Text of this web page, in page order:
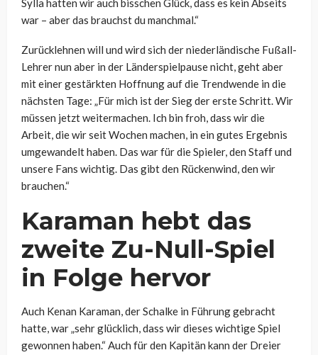
Sylla hatten wir auch bisschen Glück, dass es kein Abseits
war – aber das brauchst du manchmal.“
Zurücklehnen will und wird sich der niederländische Fußall-
Lehrer nun aber in der Länderspielpause nicht, geht aber
mit einer gestärkten Hoffnung auf die Trendwende in die
nächsten Tage: „Für mich ist der Sieg der erste Schritt. Wir
müssen jetzt weitermachen. Ich bin froh, dass wir die
Arbeit, die wir seit Wochen machen, in ein gutes Ergebnis
umgewandelt haben. Das war für die Spieler, den Staff und
unsere Fans wichtig. Das gibt den Rückenwind, den wir
brauchen.“
Karaman hebt das
zweite Zu-Null-Spiel
in Folge hervor
Auch Kenan Karaman, der Schalke in Führung gebracht
hatte, war „sehr glücklich, dass wir dieses wichtige Spiel
gewonnen haben.“ Auch für den Kapitän kann der Dreier